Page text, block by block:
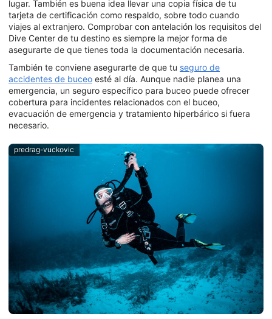
lugar. También es buena idea llevar una copia física de tu
tarjeta de certificación como respaldo, sobre todo cuando
viajes al extranjero. Comprobar con antelación los requisitos del
Dive Center de tu destino es siempre la mejor forma de
asegurarte de que tienes toda la documentación necesaria.
También te conviene asegurarte de que tu seguro de
accidentes de buceo esté al día. Aunque nadie planea una
emergencia, un seguro específico para buceo puede ofrecer
cobertura para incidentes relacionados con el buceo,
evacuación de emergencia y tratamiento hiperbárico si fuera
necesario.
predrag-vuckovic